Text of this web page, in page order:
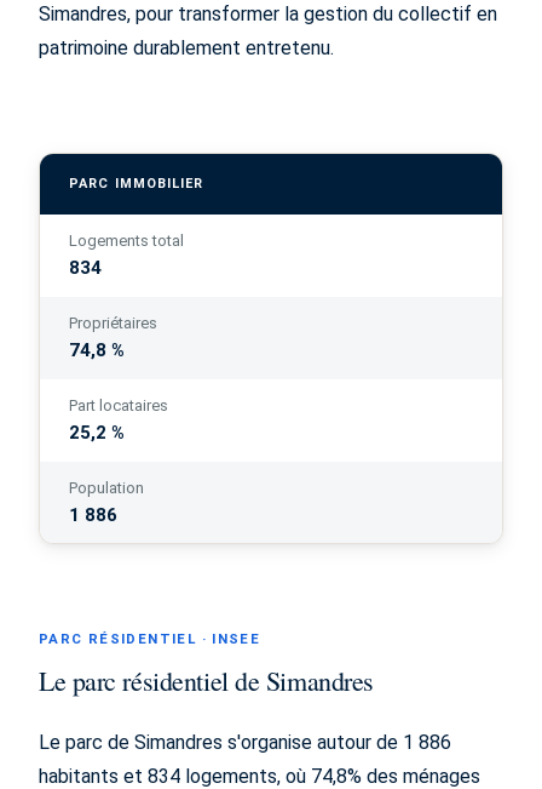
Simandres, pour transformer la gestion du collectif en
patrimoine durablement entretenu.
PARC IMMOBILIER
Logements total
834
Propriétaires
74,8 %
Part locataires
25,2 %
Population
1 886
PARC RÉSIDENTIEL · INSEE
Le parc résidentiel de Simandres
Le parc de Simandres s'organise autour de 1 886
habitants et 834 logements, où 74,8% des ménages